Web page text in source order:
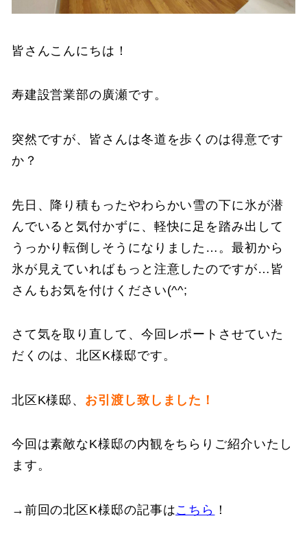
皆さんこんにちは！
寿建設営業部の廣瀬です。
突然ですが、皆さんは冬道を歩くのは得意です
か？
先日、降り積もったやわらかい雪の下に氷が潜
んでいると気付かずに、軽快に足を踏み出して
うっかり転倒しそうになりました…。最初から
氷が見えていればもっと注意したのですが…皆
さんもお気を付けください(^^;
さて気を取り直して、今回レポートさせていた
だくのは、北区K様邸です。
北区K様邸、 お引渡し致しました！
今回は素敵なK様邸の内観をちらりご紹介いたし
ます。
→前回の北区K様邸の記事はこちら ！